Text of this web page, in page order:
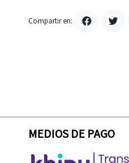
Compartir en:
MEDIOS DE PAGO